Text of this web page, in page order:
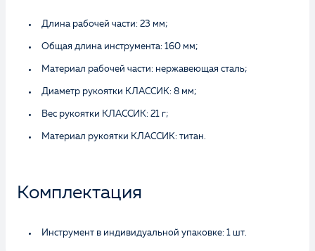
Длина рабочей части: 23 мм;
Общая длина инструмента: 160 мм;
Материал рабочей части: нержавеющая сталь;
Диаметр рукоятки КЛАССИК: 8 мм;
Вес рукоятки КЛАССИК: 21 г;
Материал рукоятки КЛАССИК: титан.
Комплектация
Инструмент в индивидуальной упаковке: 1 шт.